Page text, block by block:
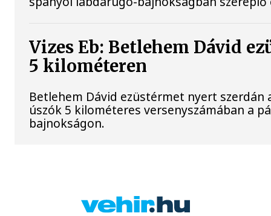
Vizes Eb: Betlehem Dávid
5 kilométeren
Betlehem Dávid ezüstérmet nyert szerdán
úszók 5 kilométeres versenyszámában a
bajnokságon.